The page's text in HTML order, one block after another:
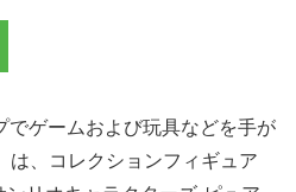
ゲームおよび玩具などを手が
は、コレクションフィギュア